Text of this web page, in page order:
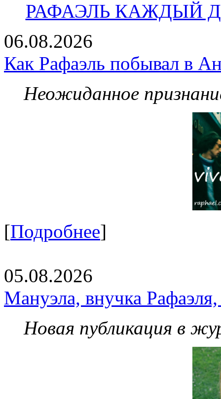
РАФАЭЛЬ КАЖДЫЙ
06.08.2026
Как Рафаэль побывал в
Неожиданное
[Подробнее]
05.08.2026
Мануэла, внучка
Новая публикация в